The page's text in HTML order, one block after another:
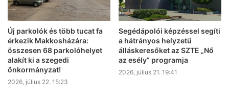
Új parkolók és több tucat fa
érkezik Makkosházára:
összesen 68 parkolóhelyet
alakít ki a szegedi
önkormányzat!
2026, július 22. 15:23
Segédápolói képzéssel segíti
a hátrányos helyzetű
álláskeresőket az SZTE „Nő
az esély” programja
2026, július 21. 19:41